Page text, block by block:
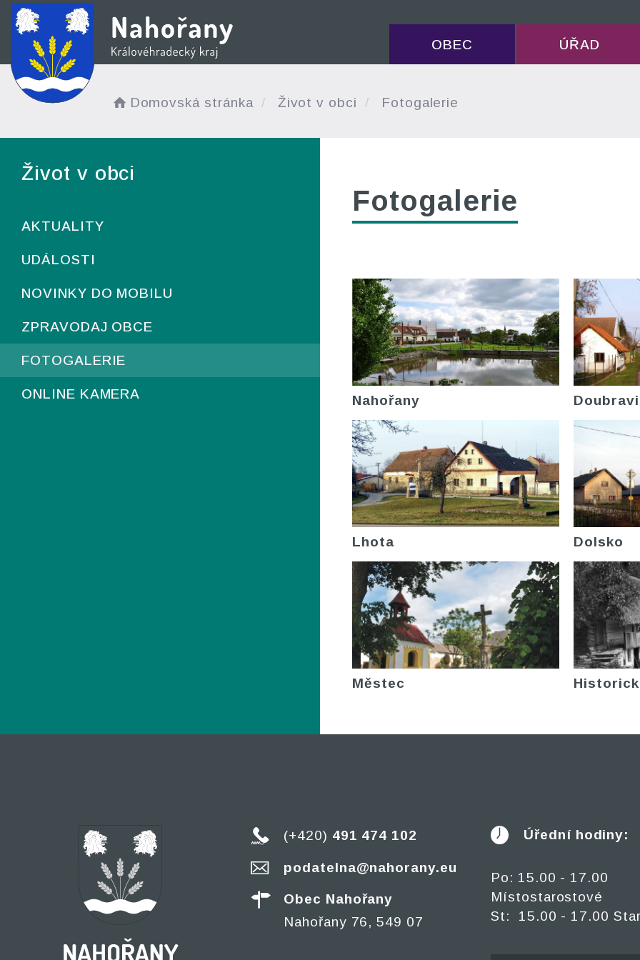
OBEC ÚŘAD
Domovská stránka Život v obci Fotogalerie
Život v obci
AKTUALITY
UDÁLOSTI
NOVINKY DO MOBILU
ZPRAVODAJ OBCE
FOTOGALERIE
ONLINE KAMERA
Fotogalerie
Nahořany
Lhota Dolsko
Městec
(+420) 491 474 102
podatelna@nahorany.eu
Obec Nahořany
Nahořany 76, 549 07
Úřední hodiny:
Po: 15.00 - 17.00
Místostarostové
St: 15.00 - 17.00